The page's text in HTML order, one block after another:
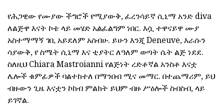
የሕጋዊው የሙያው ችግሮች የሚያውቅ, ፈረንሳይኛ ሲኒማ አንድ diva
ለልጅዋ እናት ኮቴ ላይ መሄድ አልፈልግም ነበር. እሷ ተዋናይዋ ሙያ
አስተማማኝ ገቢ አይደለም አሰብሁ. ይሁን እንጂ Deneuve, እራሱን
ሳያውቅ, የ ስሜት ሲኒማ እና ቲያትር ለዓለም ወጣት ሴት ልጅ ነደደ.
ስለዚህ Chiara Mastroianni የልጅነት ረድቶኛል አንስቶ እናቷ
ሌሎች ቁምፊዎች ባልተከተለ በማንበብ ሚና መማር. በተጨማሪም, ይህ
ብዙውን ጊዜ እናቷን ኮከብ ምልክት ይህም ብዙ ሥዕሎች ስብስብ, ላይ
ይገኛል.